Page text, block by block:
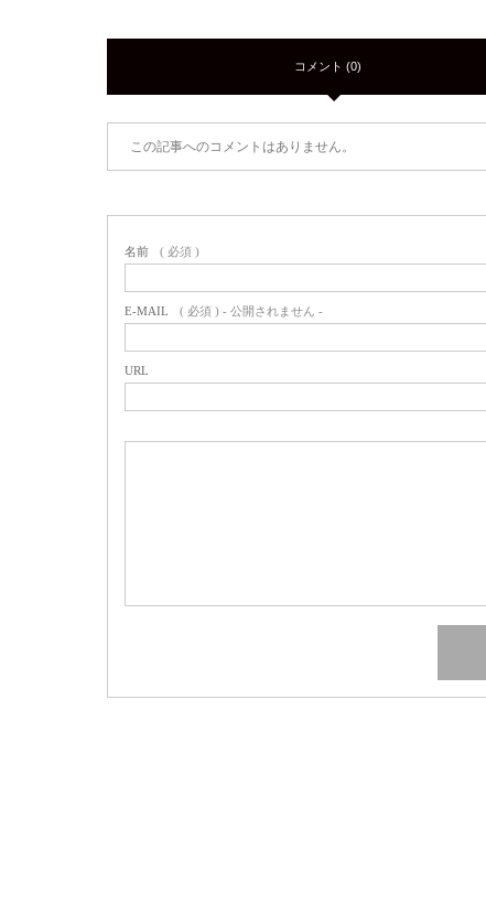
コメント (0)
この記事へのコメントはありません。
名前 ( 必須 )
E-MAIL ( 必須 ) - 公開されません -
URL